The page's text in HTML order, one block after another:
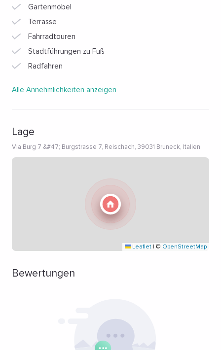
Gartenmöbel
Terrasse
Fahrradtouren
Stadtführungen zu Fuß
Radfahren
Alle Annehmlichkeiten anzeigen
Lage
Via Burg 7 &#47; Burgstrasse 7, Reischach, 39031 Bruneck, Italien
Leaflet | © OpenStreetMap
Bewertungen